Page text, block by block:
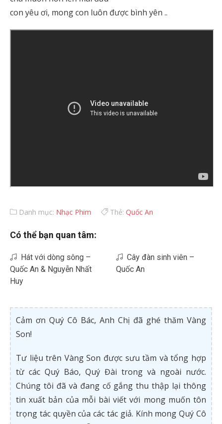
con yêu ơi, mong con luôn được bình yên ..
Danh mục: Nhạc Phim Thẻ: Quốc An
Có thể bạn quan tâm:
Hát với dòng sông –
Quốc An & Nguyễn Nhất
Huy
Cây đàn sinh viên –
Quốc An
Cảm ơn Quý Cô Bác, Anh Chị đã ghé thăm Vàng
Son!
Tư liệu trên Vàng Son được sưu tầm và tổng hợp
từ các Quý Báo, Quý Đài trong và ngoài nước.
Chúng tôi đã và đang cố gắng thu thập lại thông
tin xuất bản của mỗi bài viết với mong muốn tôn
trọng tác quyền của các tác giả. Kính mong Quý Cô